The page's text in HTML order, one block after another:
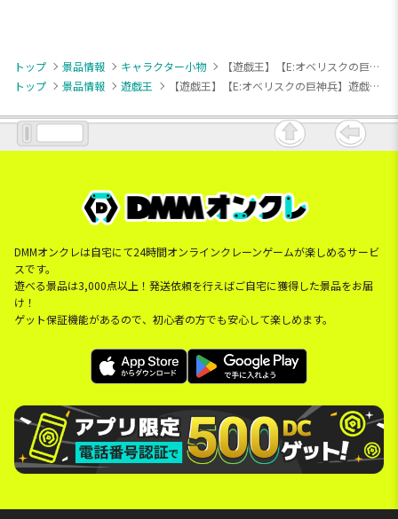
トップ 景品情報 キャラクター小物
【遊戯王】【E:オベリスクの巨神兵】遊戯王カードゲーム アクリルブロックVol.2
トップ
景品情報 遊戯王 【遊戯王】【E:オベリスクの巨神兵】遊戯王カードゲーム アクリルブロックVol.2
DMMオンクレは自宅にて24時間オンラインクレーンゲームが楽しめるサービ
スです。
遊べる景品は3,000点以上！発送依頼を行えばご自宅に獲得した景品をお届
け！
ゲット保証機能があるので、初心者の方でも安心して楽しめます。